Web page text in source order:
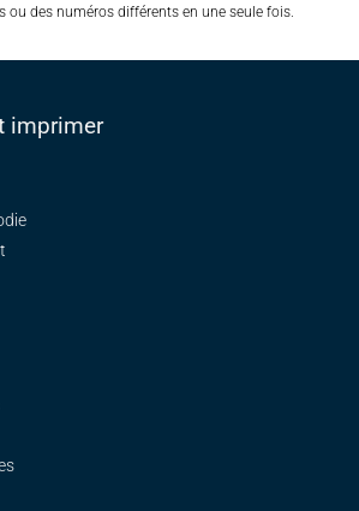
ou des numéros différents en une seule fois.
imprimer